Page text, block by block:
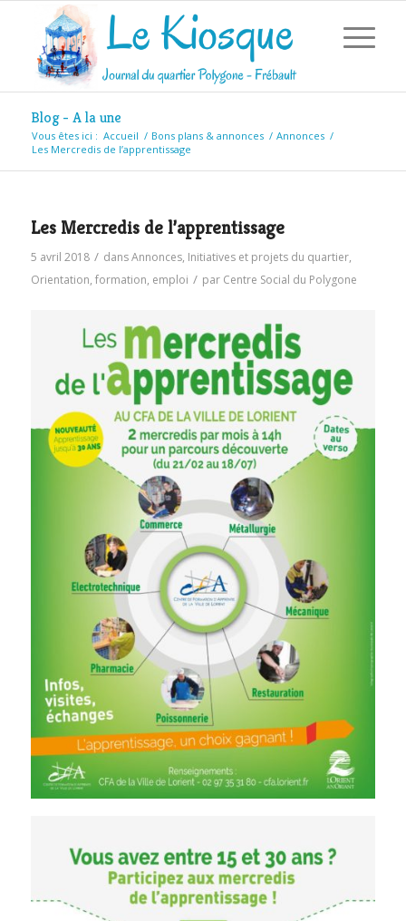
Blog - A la une
Vous êtes ici : Accueil / Bons plans & annonces / Annonces /
Les Mercredis de l’apprentissage
Les Mercredis de l’apprentissage
5 avril 2018 / dansAnnonces, Initiatives et projets du quartier,
Orientation, formation, emploi / par Centre Social du Polygone